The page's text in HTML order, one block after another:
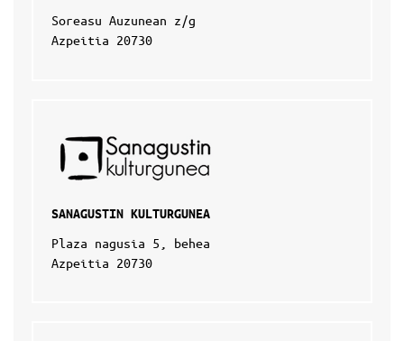
Soreasu Auzunean z/g
Azpeitia 20730
SANAGUSTIN KULTURGUNEA
Plaza nagusia 5, behea
Azpeitia 20730